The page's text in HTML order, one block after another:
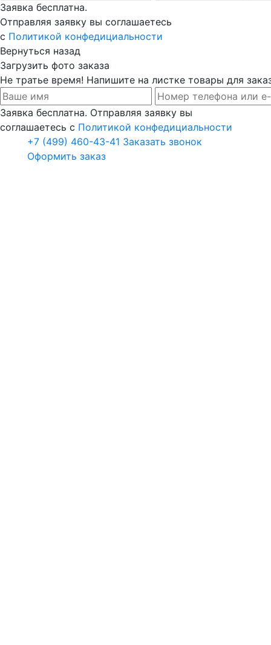
Заявка бесплатна.
Отправляя заявку вы соглашаетесь
с Политикой конфедициальности
Вернуться назад
Загрузить фото заказа
Не тратье время! Напишите на листке товары для
Заявка бесплатна. Отправляя заявку вы
соглашаетесь с Политикой конфедициальности
+7 (499) 460-43-41 Заказать звонок
Оформить заказ